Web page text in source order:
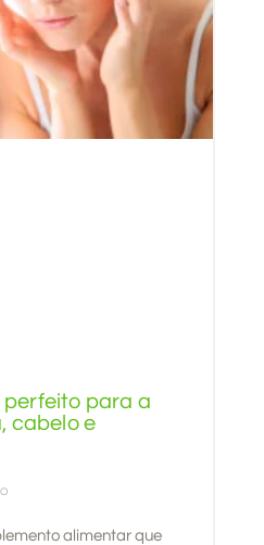
perfeito para a
cabelo e
alimentar que